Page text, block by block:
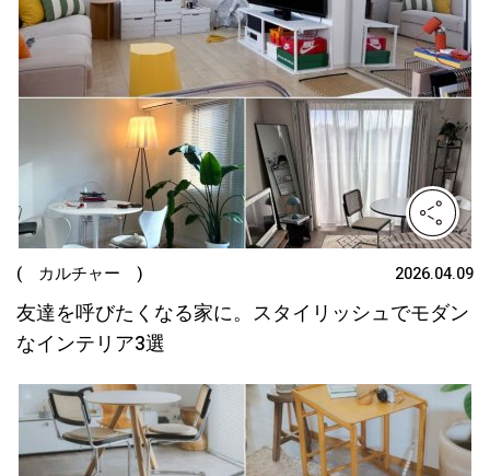
( カルチャー ) 2026.04.09
友達を呼びたくなる家に。スタイリッシュでモダン
なインテリア3選